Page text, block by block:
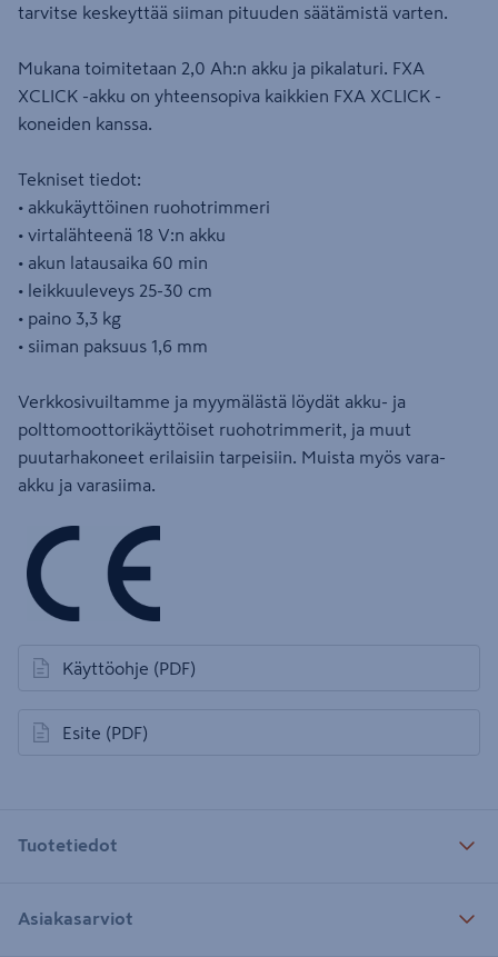
tarvitse keskeyttää siiman pituuden säätämistä varten.
Mukana toimitetaan 2,0 Ah:n akku ja pikalaturi. FXA
XCLICK -akku on yhteensopiva kaikkien FXA XCLICK -
koneiden kanssa.
Tekniset tiedot:
• akkukäyttöinen ruohotrimmeri
• virtalähteenä 18 V:n akku
• akun latausaika 60 min
• leikkuuleveys 25-30 cm
• paino 3,3 kg
• siiman paksuus 1,6 mm
Verkkosivuiltamme ja myymälästä löydät akku- ja
polttomoottorikäyttöiset ruohotrimmerit, ja muut
puutarhakoneet erilaisiin tarpeisiin. Muista myös vara-
akku ja varasiima.
Käyttöohje (PDF)
avautuu uuteen välilehteen
Esite (PDF)
avautuu uuteen välilehteen
Tuotetiedot
Asiakasarviot